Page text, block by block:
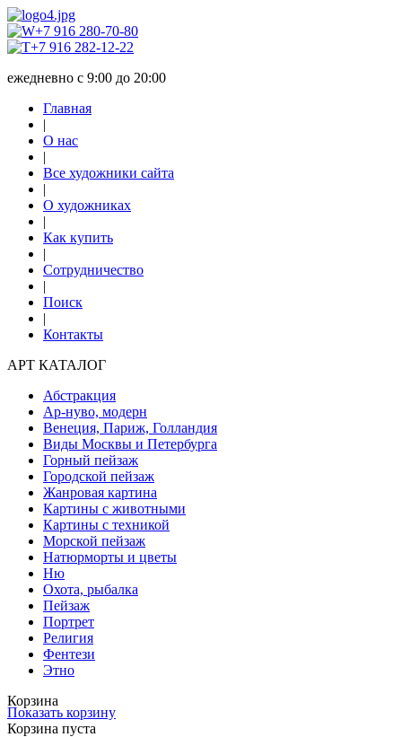
+7 916 280-70-80
+7 916 282-12-22
ежедневно с 9:00 до 20:00
Главная
|
О нас
|
Все художники сайта
|
О художниках
|
Как купить
|
Сотрудничество
|
Поиск
|
Контакты
АРТ КАТАЛОГ
Абстракция
Ар-нуво, модерн
Венеция, Париж, Голландия
Виды Москвы и Петербурга
Горный пейзаж
Городской пейзаж
Жанровая картина
Картины с животными
Картины с техникой
Морской пейзаж
Натюрморты и цветы
Ню
Охота, рыбалка
Пейзаж
Портрет
Религия
Фентези
Этно
Корзина
Показать корзину
Корзина пуста